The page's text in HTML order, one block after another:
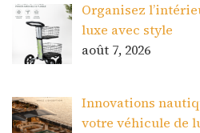
Organisez
luxe avec style
août 7, 2026
Innovations
votre véhicule de